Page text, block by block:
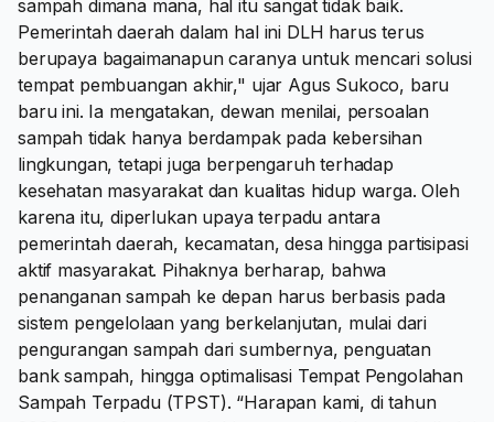
sampah dimana mana, hal itu sangat tidak baik.
Pemerintah daerah dalam hal ini DLH harus terus
berupaya bagaimanapun caranya untuk mencari solusi
tempat pembuangan akhir," ujar Agus Sukoco, baru
baru ini. Ia mengatakan, dewan menilai, persoalan
sampah tidak hanya berdampak pada kebersihan
lingkungan, tetapi juga berpengaruh terhadap
kesehatan masyarakat dan kualitas hidup warga. Oleh
karena itu, diperlukan upaya terpadu antara
pemerintah daerah, kecamatan, desa hingga partisipasi
aktif masyarakat. Pihaknya berharap, bahwa
penanganan sampah ke depan harus berbasis pada
sistem pengelolaan yang berkelanjutan, mulai dari
pengurangan sampah dari sumbernya, penguatan
bank sampah, hingga optimalisasi Tempat Pengolahan
Sampah Terpadu (TPST). “Harapan kami, di tahun